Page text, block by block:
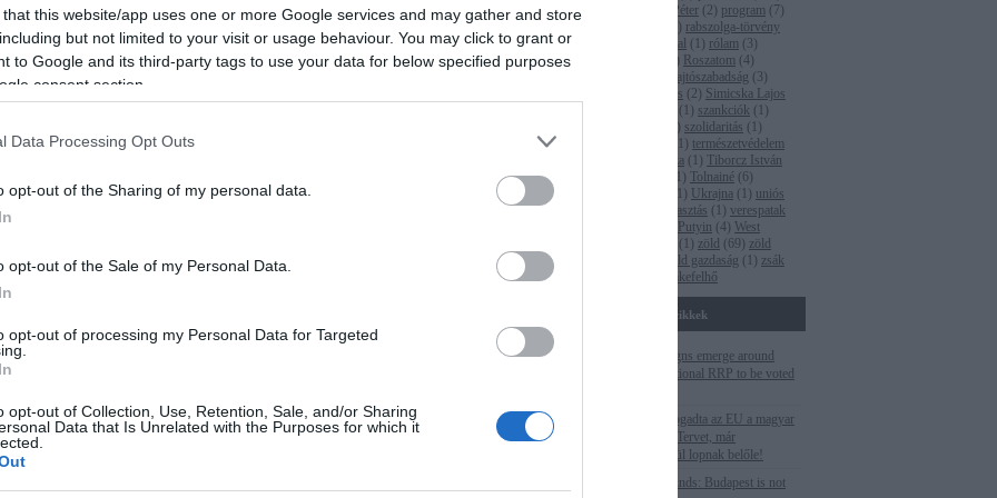
that this website/app uses one or more Google services and may gather and store
but not limited to your visit or usage behaviour. You may click to grant or
to Google and its third-party tags to use your data for below specified purposes
consent section.
Data Processing Opt Outs
opt-out of the Sharing of my personal data.
opt-out of the Sale of my Personal Data.
opt-out of processing my Personal Data for Targeted
opt-out of Collection, Use, Retention, Sale, and/or Sharing
Data that Is Unrelated with the Purposes for which it
Vízügy: merre tart? "Lerombolta, és behinté azt sóval", írtam december elején Illés Zoltánról
annak a várható átalakításnak a kapcsán, ami az amúgy is tökéletesen szétzilált környezetügyi
intézményrendszernek megadja a kegyelemdöfést. Azóta csak nőtt a káosz a…
Tetszik 0
Polt Péter ( 2 ) program ( 7 )
) rabszolga-törvény
Rogán Antal ( ) rólam ( 3 )
) Roszatom (4)
sajtószabadság ( 3 )
Seszták Miklós ( 2 ) Simicska Lajos
( ) szankciók (
)
) szolidaritás (
)
) természetvédelem
Terner Géza ( ) Tiborcz István
) Tolnainé ( 6 )
) Ukrajna ( ) uniós
választás ( ) verespatak
Vlagyimir Putyin (4) West
( ) zöld ( 69 ) zöld
zöld gazdaság ( ) zsák
Címkefelhő
Fontosabb cikkek
Corruption signs emerge around
Hungarian national RRP to be voted
Még el sem fogadta az EU a magyar
Helyreállítási Tervet, már
szemérmetlenül lopnak belőle!
Cutting EU funds: Budapest is not